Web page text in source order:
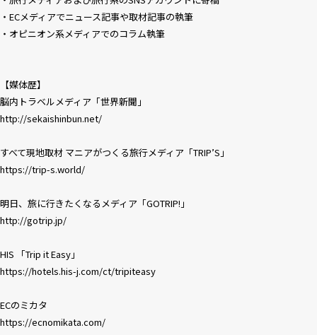
・ECメディアでニュース記事や取材記事の執筆
・オピニオン系メディアでのコラム執筆
【媒体歴】
脳内トラベルメディア「世界新聞」
http://sekaishinbun.net/
すべて現地取材 マニアがつくる旅行メディア「TRIP’S」
https://trip-s.world/
明日、旅に行きたくなるメディア「GOTRIP!」
http://gotrip.jp/
HIS 「Trip it Easy」
https://hotels.his-j.com/ct/tripiteasy
ECのミカタ
https://ecnomikata.com/